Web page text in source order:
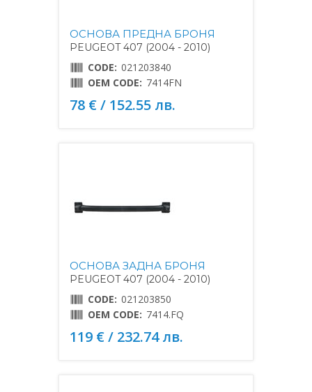
ОСНОВА ПРЕДНА БРОНЯ
PEUGEOT 407 (2004 - 2010)
CODE: 021203840
OEM CODE: 7414FN
78 € / 152.55 лв.
ОСНОВА ЗАДНА БРОНЯ
PEUGEOT 407 (2004 - 2010)
CODE: 021203850
OEM CODE: 7414.FQ
119 € / 232.74 лв.